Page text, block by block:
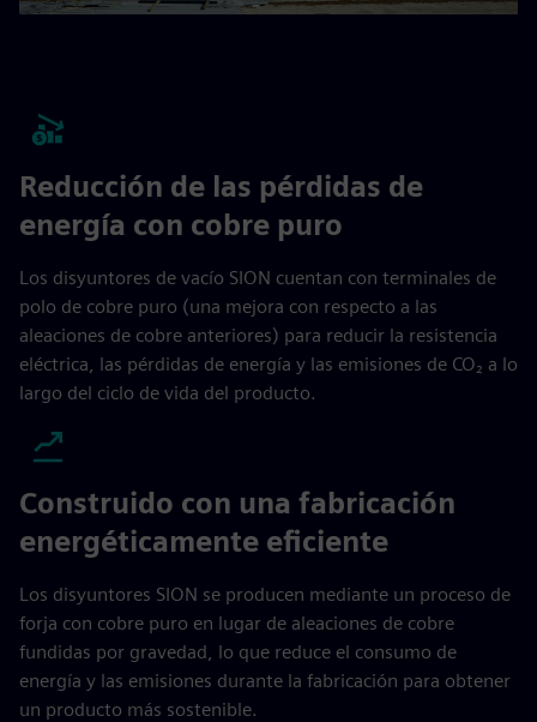
Reducción de las pérdidas de
energía con cobre puro
Los disyuntores de vacío SION cuentan con terminales de
polo de cobre puro (una mejora con respecto a las
aleaciones de cobre anteriores) para reducir la resistencia
eléctrica, las pérdidas de energía y las emisiones de CO₂ a lo
largo del ciclo de vida del producto.
Construido con una fabricación
energéticamente eficiente
Los disyuntores SION se producen mediante un proceso de
forja con cobre puro en lugar de aleaciones de cobre
fundidas por gravedad, lo que reduce el consumo de
energía y las emisiones durante la fabricación para obtener
un producto más sostenible.